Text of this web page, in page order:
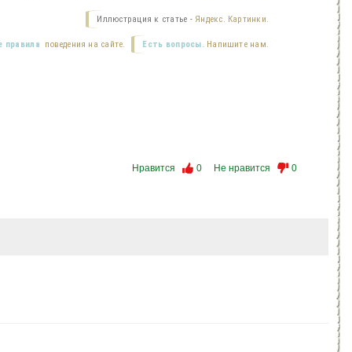
Иллюстрация к статье - Яндекс. Картинки.
Есть вопросы. Напишите нам.
правила поведения на сайте.
Нравится 0 Не нравится 0